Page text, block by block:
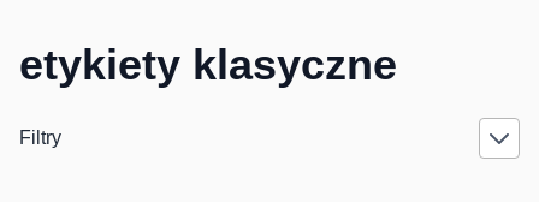
etykiety klasyczne
Filtry